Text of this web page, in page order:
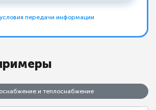
условия передачи информации
и теплоснабжение